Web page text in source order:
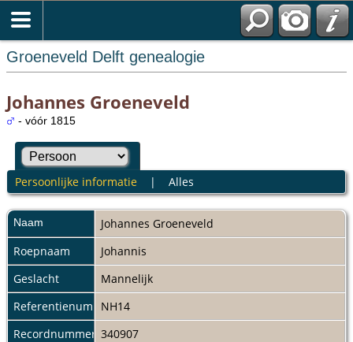
Groeneveld Delft genealogie
Johannes Groeneveld
- vóór 1815
Persoonlijke informatie| Alles
Naam Johannes Groeneveld
Roepnaam
Johannis
Geslacht
Mannelijk
ReferentienummerNH14
Recordnummer 340907